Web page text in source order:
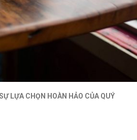
LỰA CHỌN HOÀN HẢO CỦA QUÝ